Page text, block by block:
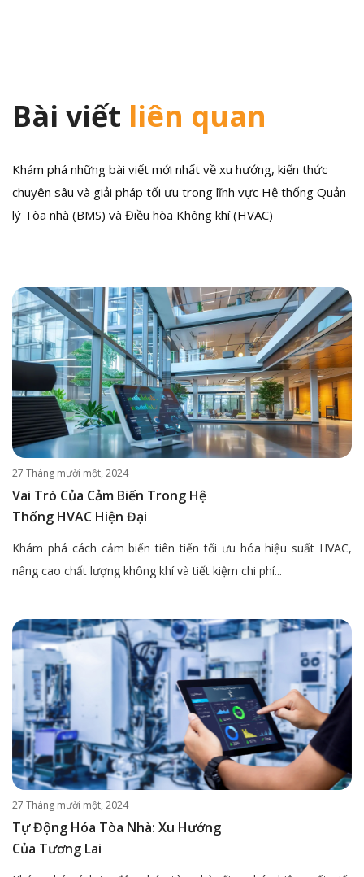
Bài viết liên quan
Khám phá những bài viết mới nhất về xu hướng, kiến thức
chuyên sâu và giải pháp tối ưu trong lĩnh vực Hệ thống Quản
lý Tòa nhà (BMS) và Điều hòa Không khí (HVAC)
27 Tháng mười một, 2024
Vai Trò Của Cảm Biến Trong Hệ
Thống HVAC Hiện Đại
Khám phá cách cảm biến tiên tiến tối ưu hóa hiệu suất HVAC,
nâng cao chất lượng không khí và tiết kiệm chi phí...
27 Tháng mười một, 2024
Tự Động Hóa Tòa Nhà: Xu Hướng
Của Tương Lai